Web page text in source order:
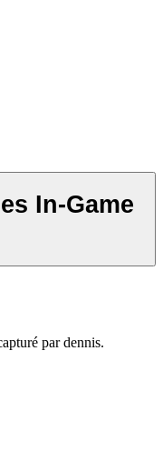
In-Game
par dennis.